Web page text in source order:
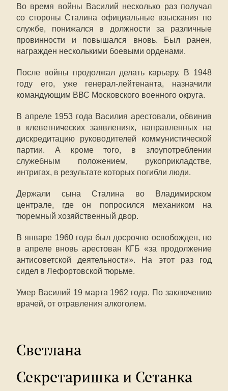
Во время войны Василий несколько раз получал
со стороны Сталина официальные взыскания по
службе, понижался в должности за различные
провинности и повышался вновь. Был ранен,
награжден несколькими боевыми орденами.
После войны продолжал делать карьеру. В 1948
году его, уже генерал-лейтенанта, назначили
командующим ВВС Московского военного округа.
В апреле 1953 года Василия арестовали, обвинив
в клеветнических заявлениях, направленных на
дискредитацию руководителей коммунистической
партии. А кроме того, в злоупотреблении
служебным положением, рукоприкладстве,
интригах, в результате которых погибли люди.
Держали сына Сталина во Владимирском
централе, где он попросился механиком на
тюремный хозяйственный двор.
В январе 1960 года был досрочно освобожден, но
в апреле вновь арестован КГБ «за продолжение
антисоветской деятельности». На этот раз год
сидел в Лефортовской тюрьме.
Умер Василий 19 марта 1962 года. По заключению
врачей, от отравления алкоголем.
Светлана
Секретаришка и Сетанка